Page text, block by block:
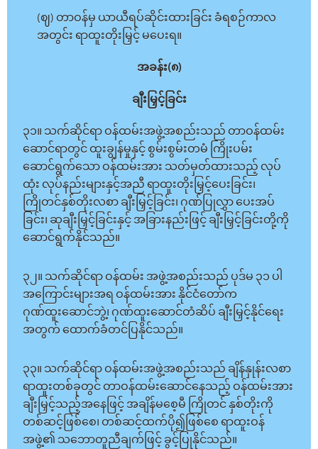
(ဈ) တာဝန်မှ ယာယီရပ်ဆိုင်းထားခြင်း ခံရစဉ်ကာလ
အတွင်း ရာထူးတိုးမြှင့် မပေးရ။
အခန်း(၈)
ချီးမြှင့်ခြင်း
၃၁။ သက်ဆိုင်ရာ ဝန်ထမ်းအဖွဲ့အစည်းသည် တာဝန်ထမ်း
ဆောင်ရာတွင် ထူးချွန်မှုနှင့် စွမ်းစွမ်းတမံ ကြိုးပမ်း
ဆောင်ရွက်သော ဝန်ထမ်းအား သတ်မှတ်ထားသည့် လုပ်
ထုံး လုပ်နည်းများနှင့်အညီ ရာထူးတိုးမြှင့်ပေးခြင်း၊
ကြိုတင်နှစ်တိုးလစာ ချီးမြှင့်ခြင်း၊ ဂုဏ်ပြုလွှာ ပေးအပ်
ခြင်း၊ ဆုချီးမြှင့်ခြင်းနှင့် အခြားနည်းဖြင့် ချီးမြှင့်ခြင်းတို့ကို
ဆောင်ရွက်နိုင်သည်။
၃၂။ သက်ဆိုင်ရာ ဝန်ထမ်း အဖွဲ့အစည်းသည် ပုဒ်မ ၃၁ ပါ
အကြောင်းများအရ ဝန်ထမ်းအား နိုင်ငံတော်က
ဂုဏ်ထူးဆောင်ဘွဲ့၊ ဂုဏ်ထူးဆောင်တံဆိပ် ချီးမြှင့်နိုင်ရေး
အတွက် ထောက်ခံတင်ပြနိုင်သည်။
၃၃။ သက်ဆိုင်ရာ ဝန်ထမ်းအဖွဲ့အစည်းသည် ချိန်နှုန်းလစာ
ရာထူးတစ်ခုတွင် တာဝန်ထမ်းဆောင်နေသည့် ဝန်ထမ်းအား
ချီးမြှင့်သည့်အနေဖြင့် အချိန်မစေ့မီ ကြိုတင် နှစ်တိုးကို
တစ်ဆင့်ဖြစ်စေ၊ တစ်ဆင့်ထက်ပို၍ဖြစ်စေ ရာထူးဝန်
အဖွဲ့၏ သဘောတူညီချက်ဖြင့် ခွင့်ပြုနိုင်သည်။